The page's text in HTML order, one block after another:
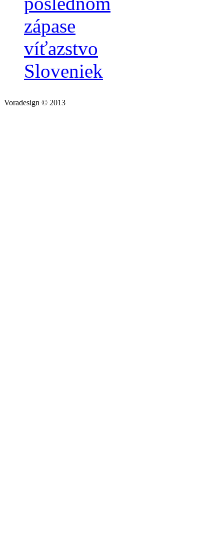
zápase
víťazstvo
Sloveniek
Voradesign © 2013